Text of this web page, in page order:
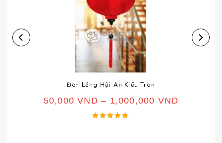
Đèn Lồng Hội An Kiểu Tròn
50,000VND – 1,000,000 VND